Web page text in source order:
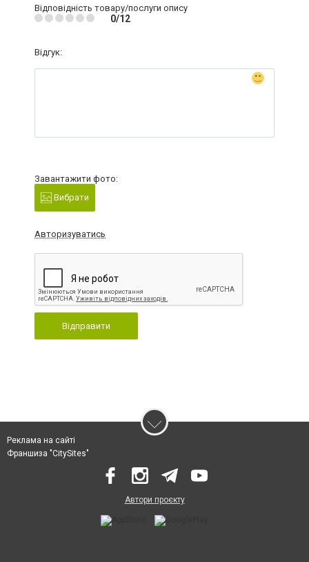
Відповідність товару/послуги опису
0/12
Відгук:
Завантажити фото:
Вибрати
Авторизуватись
Відправити
Реклама на сайті
Франшиза "CitySites"
Автори проєкту